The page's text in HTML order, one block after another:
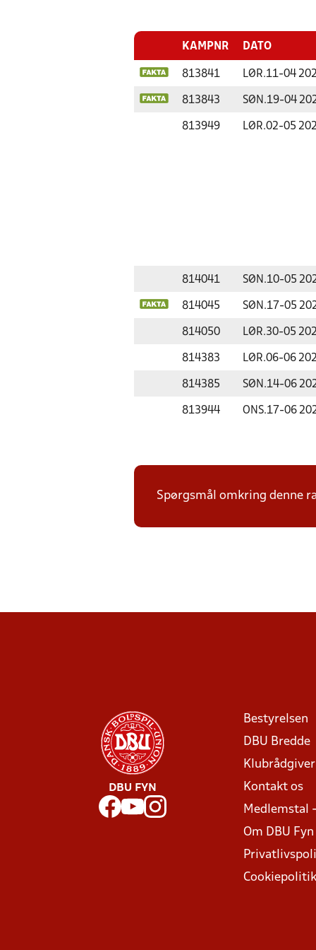
KAMPNR DATO
813841 LØR.11-04
813843 SØN.19-04
813949 LØR.02-05
814041 SØN.10-05
814045 SØN.17-05
814050 LØR.30-05
814383 LØR.06-06
814385 SØN.14-06
813944 ONS.17-06
Spørgsmål omkring denne
DBU FYN
Bestyrelsen
DBU Bredde
Kontakt os
Medlemstal
Om DBU Fyn
Cookiepolitik